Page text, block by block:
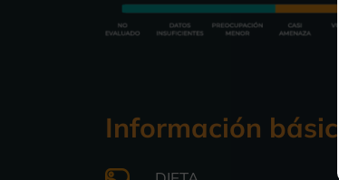
Información básica